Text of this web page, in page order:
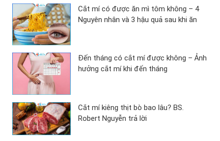
Cắt mí có được ăn mì tôm không – 4
Nguyên nhân và 3 hậu quả sau khi ăn
Đến tháng có cắt mí được không – Ảnh
hưởng cắt mí khi đến tháng
Cắt mí kiêng thịt bò bao lâu? BS.
Robert Nguyễn trả lời